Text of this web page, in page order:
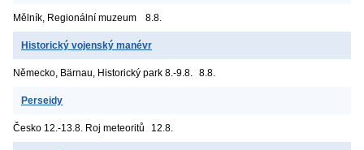
Mělník, Regionální muzeum 8.8.
Historický vojenský manévr
Německo, Bärnau, Historický park 8.-9.8. 8.8.
Perseidy
Česko 12.-13.8. Roj meteoritů 12.8.